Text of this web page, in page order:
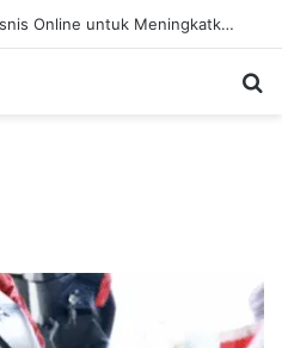
Keterampilan Konsultan Bisnis Online untuk Meningkatkan Pendapatan Berdasarkan Pengalaman Praktis